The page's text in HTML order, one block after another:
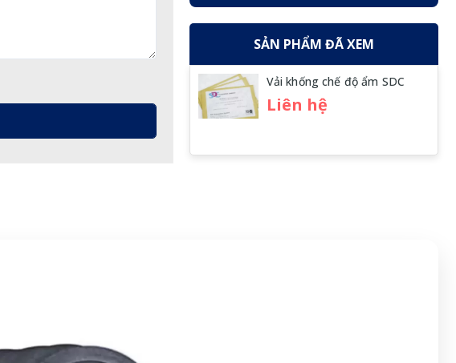
SẢN PHẨM ĐÃ XEM
Vải khống chế độ ẩm SDC
Liên hệ